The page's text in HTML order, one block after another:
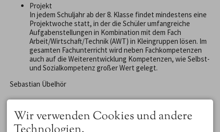
Projekt
In jedem Schuljahr ab der 8. Klasse findet mindestens eine
Projektwoche statt, in der die Schüler umfangreiche
Aufgabenstellungen in Kombination mit dem Fach
Arbeit/Wirtschaft/Technik (AWT) in Kleingruppen lösen. Im
gesamten Fachunterricht wird neben Fachkompetenzen
auch auf die Weiterentwicklung Kompetenzen, wie Selbst-
und Sozialkompetenz großer Wert gelegt.
Sebastian Übelhör
Wir verwenden Cookies und andere